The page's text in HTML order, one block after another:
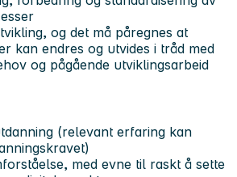
og det må påregnes at
kan endres og utvides i tråd med
og pågående utviklingsarbeid
(relevant erfaring kan
med evne til raskt å sette